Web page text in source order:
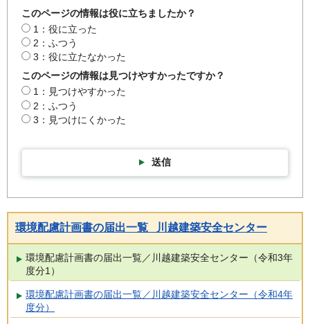
このページの情報は役に立ちましたか？
1：役に立った
2：ふつう
3：役に立たなかった
このページの情報は見つけやすかったですか？
1：見つけやすかった
2：ふつう
3：見つけにくかった
送信
環境配慮計画書の届出一覧 川越建築安全センター
環境配慮計画書の届出一覧／川越建築安全センター（令和3年
度分1）
環境配慮計画書の届出一覧／川越建築安全センター（令和4年
度分）